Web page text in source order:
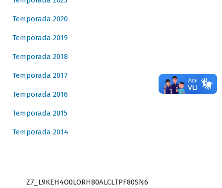
Temporada 2020
Temporada 2019
Temporada 2018
Temporada 2017
Temporada 2016
Temporada 2015
Temporada 2014
Z7_L9KEH4O0LORH80ALCLTPF80SN6